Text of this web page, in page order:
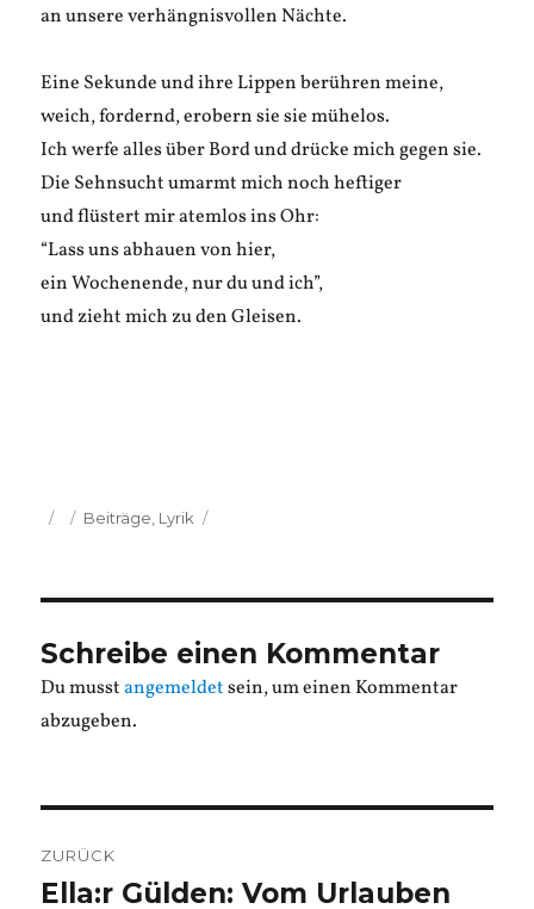
an unsere verhängnisvollen Nächte.
Eine Sekunde und ihre Lippen berühren meine,
weich, fordernd, erobern sie sie mühelos.
Ich werfe alles über Bord und drücke mich gegen sie.
Die Sehnsucht umarmt mich noch heftiger
und flüstert mir atemlos ins Ohr:
“Lass uns abhauen von hier,
ein Wochenende, nur du und ich”,
und zieht mich zu den Gleisen.
Veröffentlicht
Kategorien
Beiträge Lyrik
Schreibe einen Kommentar
Du musstangemeldetsein, um einen Kommentar
abzugeben.
ZURÜCK
Vorheriger
Ella:r Gülden: Vom Urlauben